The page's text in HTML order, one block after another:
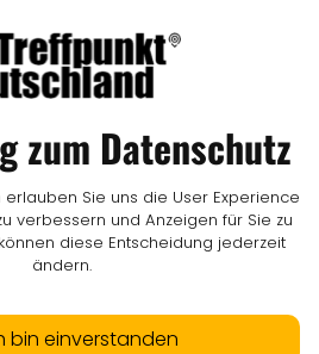
KontaktI Vertrag widerrufen
zum Datenschutz
erlauben Sie uns die User Experience
verbessern und Anzeigen für Sie zu
diese Entscheidung jederzeit
ändern.
bin einverstanden